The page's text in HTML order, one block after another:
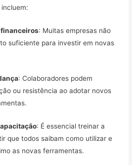
: Muitas empresas não
suficiente para investir em novas
: Colaboradores podem
ou resistência ao adotar novos
: É essencial treinar a
que todos saibam como utilizar e
as novas ferramentas.